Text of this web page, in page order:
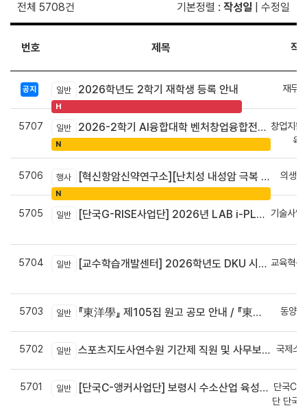
전체 5708건 기본정렬 : 작성일 수정일
번호 제목 작
공지 일반 2026학년도 2학기 재학생 등록 안내
H
재무
5707 일반 2026-2학기 AI융합대학 벤처창업융합전공 안내
N
창업지원
육
5706 행사 [혁신항암신약연구소][난치성 내성암 극복 차세대 신약개발 글로벌 사업단] 심포지엄 8월 24일 ~ 25일
N
의생
5705 일반 [단국G-RISE사업단] 2026년 LAB i-PLUG 프로그램 과제 공고(~10.9.(금)까지)
기술사업
5704 일반 [교수학습개발센터] 2026학년도 DKU 시그니처 교수법 적용 교과목 개발 신청 안내
교육혁신
5703 일반 『東洋學』 제105집 원고 공모 안내 / 『東洋學』第105輯征稿启事 / Call for Papers : The Oriental Studies, the 105th Issue 동양
5702 일반 스포츠지도사연수원 기간제 직원 및 사무보조원 채용 공고 국제스
5701 일반 [단국C-앵커사업단] 보령시 수소산업 육성을 위한 기업 지원사업 모집공고
단국C-
단 단국